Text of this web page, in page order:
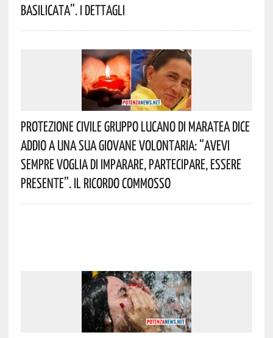
Basilicata”. I Dettagli
Protezione Civile Gruppo Lucano Di Maratea Dice
Addio A Una Sua Giovane Volontaria: “avevi
Sempre Voglia Di Imparare, Partecipare, Essere
Presente”. Il Ricordo Commosso